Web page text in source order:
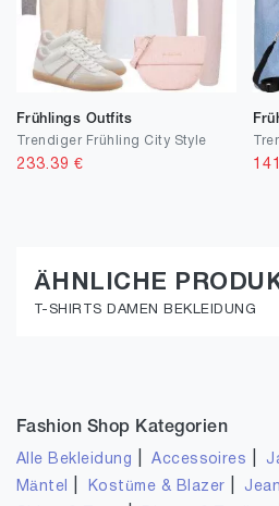
Frühlings Outfits
Trendiger Frühling City Style
233.39 €
ÄHNLICHE
T-SHIRTS DAMEN BEKLEIDUNG
Fashion Shop Kategorien
Alle Bekleidung |Accessoires
Mäntel Kostüme & Blazer